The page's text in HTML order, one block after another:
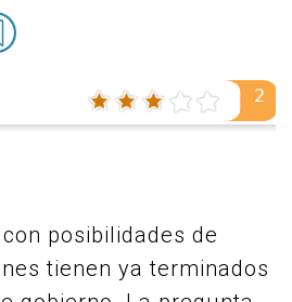
2
posibilidades de
tienen ya terminados